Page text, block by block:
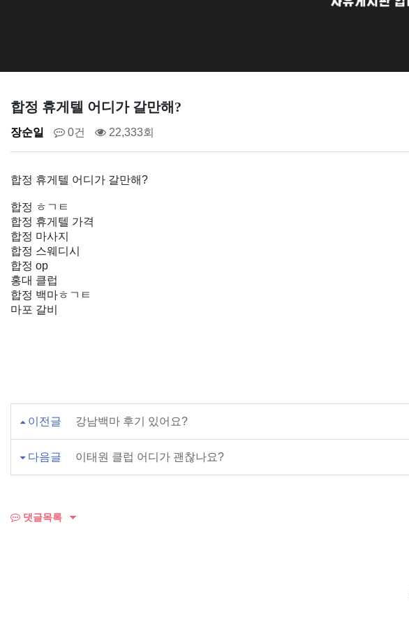
합정 휴게텔 어디가 갈만해?
장순일 0건 22,333회
합정 휴게텔 어디가 갈만해?
합정 ㅎㄱㅌ
합정 휴게텔 가격
합정 마사지
합정 스웨디시
합정 op
홍대 클럽
합정 백마ㅎㄱㅌ
마포 갈비
이전글 강남백마 후기 있어요?
다음글 이태원 클럽 어디가 괜찮나요?
댓글목록